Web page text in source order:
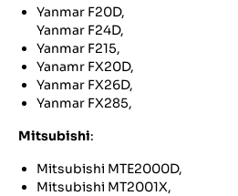
Yanmar F20D,
Yanmar F24D,
Yanmar F215,
Yanamr FX20D,
Yanmar FX26D,
Yanmar FX285,
Mitsubishi:
Mitsubishi MTE2000D,
Mitsubishi MT2001X,